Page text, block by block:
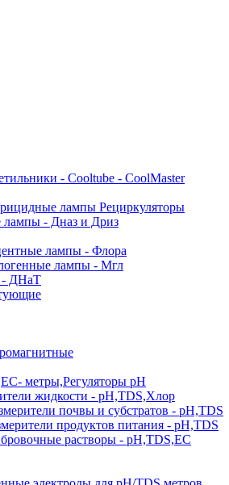
- Cooltube - CoolMaster
лампы Рециркуляторы
лампы - Дназ и Дриз
лампы - Флора
лампы - Мгл
- ДНаТ
метры,Регуляторы pН
жидкости - pH,TDS,Хлор
почвы и субстратов - pH,TDS
продуктов питания - pH,TDS
растворы - pH,TDS,EC